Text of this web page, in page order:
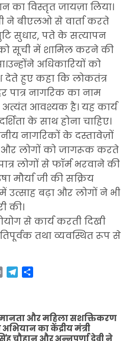
का विस्तृत जायज़ा लिया।
ने बीएलओ से वार्ता करते
सुधार, पते के सत्यापन
को सूची में शामिल करने की
अधिकारियों को
देते हुए कहा कि लोकतंत्र
नागरिक का नाम
अत्यंत आवश्यक है। यह कार्य
के साथ होना चाहिए।
नागरिकों के दस्तावेज़ों
और लोगों को जागरूक करते
लोगों से फॉर्म भरवाने की
मौर्या जी की सक्रिय
उत्साह बढ़ा और लोगों ने भी
की।
से कार्य करती दिखी
तथा व्यवस्थित रूप से
Print Telegram
और महिला सशक्तिकरण
अभियान का केंद्रीय मंत्री
चौहान और अन्नपूर्णा देवी ने